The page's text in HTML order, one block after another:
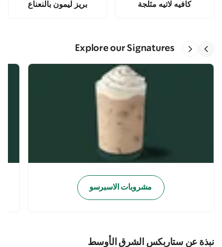
كافيه لاتيه مثلجة بريز ليمون بالنعناع
Explore our Signatures
مشروبات الاسبرسو
نبذة عن ستاربكس الشرق الأوسط